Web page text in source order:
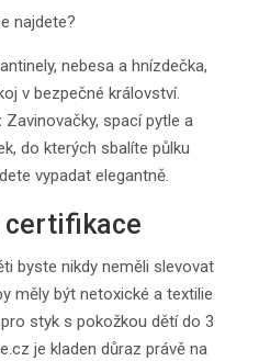
najdete?
nebesa a hnízdečka,
v bezpečné království.
Zavinovačky, spací pytle a
do kterých sbalíte půlku
vypadat elegantně.
certifikace
byste nikdy neměli slevovat
měly být netoxické a textilie
styk s pokožkou dětí do 3
je kladen důraz právě na